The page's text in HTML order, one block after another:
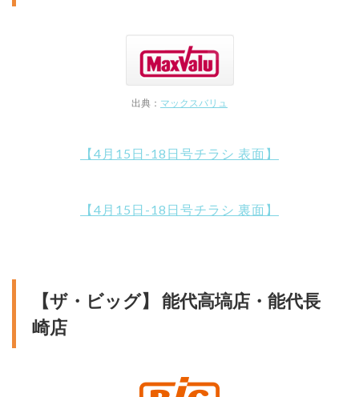
出典： マックスバリュ
【4月15日-18日号チラシ 表面】
【4月15日-18日号チラシ 裏面】
【ザ・ビッグ】 能代高塙店・能代長
崎店